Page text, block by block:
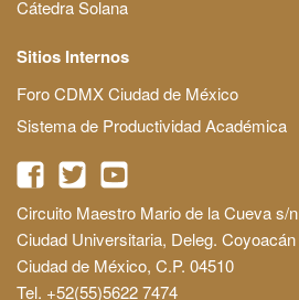
Cátedra Solana
Sitios Internos
Foro CDMX Ciudad de México
Sistema de Productividad Académica
Circuito Maestro Mario de la Cueva s/n
Ciudad Universitaria, Deleg. Coyoacán
Ciudad de México, C.P. 04510
Tel. +52(55)5622 7474